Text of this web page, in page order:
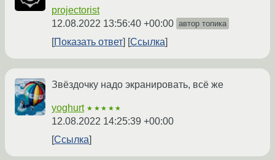
projectorist
12.08.2022 13:56:40 +00:00 автор топика
Показать ответ Ссылка
Звёздочку надо экранировать, всё же
yoghurt ★★★★★
12.08.2022 14:25:39 +00:00
Ссылка